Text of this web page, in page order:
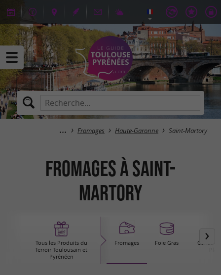
Fromages Haute-Garonne Saint-Martory
Fromages à Saint-
Martory
Tous les Produits du
Terroir Toulousain et
Pyrénéen
Fromages Foie Gras